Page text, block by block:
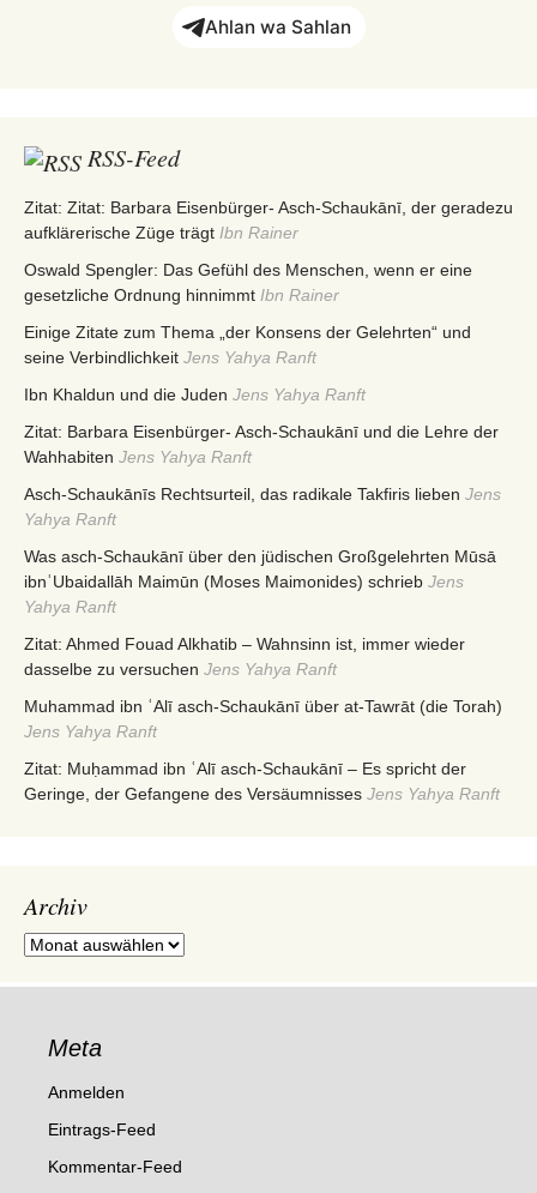
Ahlan wa Sahlan
RSS-Feed
Zitat: Zitat: Barbara Eisenbürger- Asch-Schaukānī, der geradezu
aufklärerische Züge trägt Ibn Rainer
Oswald Spengler: Das Gefühl des Menschen, wenn er eine
gesetzliche Ordnung hinnimmt Ibn Rainer
Einige Zitate zum Thema „der Konsens der Gelehrten“ und
seine Verbindlichkeit Jens Yahya Ranft
Ibn Khaldun und die Juden Jens Yahya Ranft
Zitat: Barbara Eisenbürger- Asch-Schaukānī und die Lehre der
Wahhabiten Jens Yahya Ranft
Asch-Schaukānīs Rechtsurteil, das radikale Takfiris lieben Jens
Yahya Ranft
Was asch-Schaukānī über den jüdischen Großgelehrten Mūsā
ibnʿUbaidallāh Maimūn (Moses Maimonides) schrieb Jens
Yahya Ranft
Zitat: Ahmed Fouad Alkhatib – Wahnsinn ist, immer wieder
dasselbe zu versuchen Jens Yahya Ranft
Muhammad ibn ʿAlī asch-Schaukānī über at-Tawrāt (die Torah)
Jens Yahya Ranft
Zitat: Muḥammad ibn ʿAlī asch-Schaukānī – Es spricht der
Geringe, der Gefangene des Versäumnisses Jens Yahya Ranft
Archiv
Archiv
Meta
Anmelden
Eintrags-Feed
Kommentar-Feed